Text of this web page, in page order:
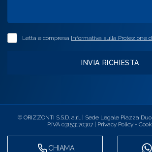
Letta e compresa Informativa sulla Protezione
INVIA RICHIESTA
© ORIZZONTI S.S.D. a.r.l. | Sede Legale Piazza
P.IVA 03153170307 |
Privacy Policy-
CHIAMA